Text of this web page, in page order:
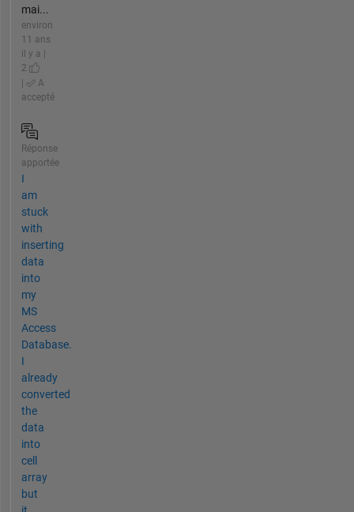
mai...
environ
11 ans
il y a |
2
|
A
accepté
Réponse
apportée
I
am
stuck
with
inserting
data
into
my
MS
Access
Database.
I
already
converted
the
data
into
cell
array
but